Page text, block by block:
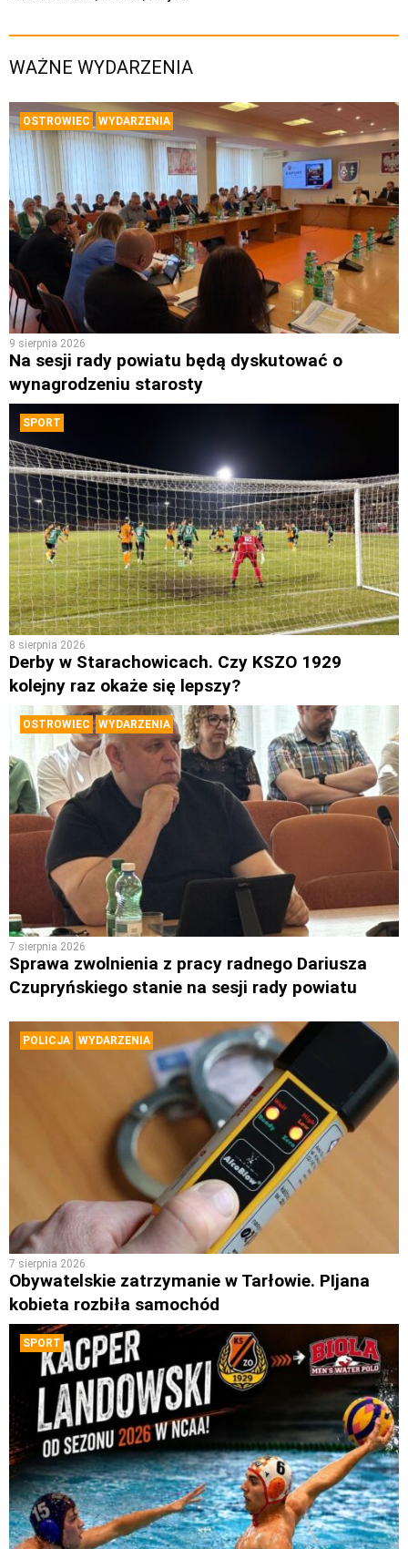
WAŻNE WYDARZENIA
OSTROWIEC WYDARZENIA
9 sierpnia 2026
Na sesji rady powiatu będą dyskutować o
wynagrodzeniu starosty
SPORT
8 sierpnia 2026
Derby w Starachowicach. Czy KSZO 1929
kolejny raz okaże się lepszy?
OSTROWIEC WYDARZENIA
7 sierpnia 2026
Sprawa zwolnienia z pracy radnego Dariusza
Czupryńskiego stanie na sesji rady powiatu
POLICJA WYDARZENIA
7 sierpnia 2026
Obywatelskie zatrzymanie w Tarłowie. PIjana
kobieta rozbiła samochód
SPORT